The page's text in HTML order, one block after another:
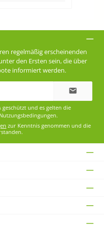
regelmäßig erscheinenden
den Ersten sein, die über
informiert werden.
geschützt und es gelten die
Nutzungsbedingungen.
zur Kenntnis genommen und die